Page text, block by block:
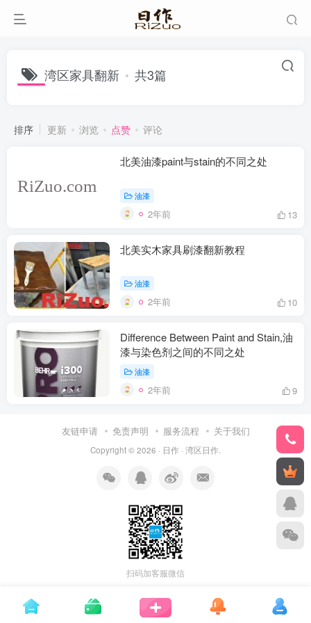
湾区家具翻新 共3篇
排序 更新 浏览 点赞 评论
北美油漆paint与stain的不同之处
油漆
2年前 13
北美实木家具刷漆翻新教程
油漆
2年前 10
Difference Between Paint and Stain,油
漆与染色剂之间的不同之处
油漆
2年前 9
友链申请 免责声明 服务流程 关于我们
Copyright © 2026 · 日作 · 湾区日作
扫码加客服微信